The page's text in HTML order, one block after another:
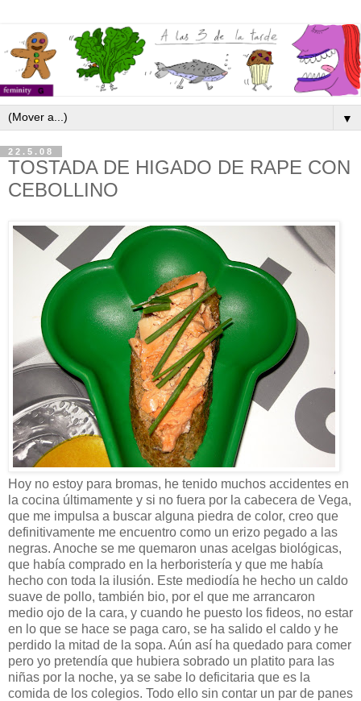
▼
22.5.08
TOSTADA DE HIGADO DE RAPE CON
CEBOLLINO
Hoy no estoy para bromas, he tenido muchos accidentes en
la cocina últimamente y si no fuera por la cabecera de Vega,
que me impulsa a buscar alguna piedra de color, creo que
definitivamente me encuentro como un erizo pegado a las
negras. Anoche se me quemaron unas acelgas biológicas,
que había comprado en la herboristería y que me había
hecho con toda la ilusión. Este mediodía he hecho un caldo
suave de pollo, también bio, por el que me arrancaron
medio ojo de la cara, y cuando he puesto los fideos, no estar
en lo que se hace se paga caro, se ha salido el caldo y he
perdido la mitad de la sopa. Aún así ha quedado para comer
pero yo pretendía que hubiera sobrado un platito para las
niñas por la noche, ya se sabe lo deficitaria que es la
comida de los colegios. Todo ello sin contar un par de panes